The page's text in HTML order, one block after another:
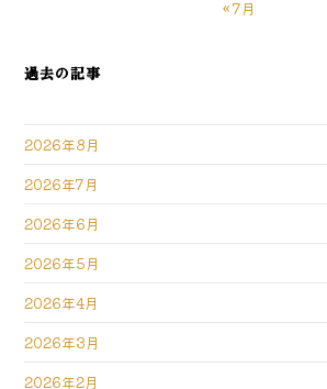
« 7月
過去の記事
2026年8月
2026年7月
2026年6月
2026年5月
2026年4月
2026年3月
2026年2月